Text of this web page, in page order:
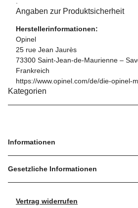
Angaben zur Produktsicherheit
Herstellerinformationen:
Opinel
25 rue Jean Jaurès
73300 Saint-Jean-de-Maurienne –
Frankreich
https://www.opinel.com/de/die-opinel-
Kategorien
Informationen
Gesetzliche Informationen
Vertrag widerrufen